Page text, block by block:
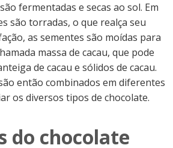
fermentadas e secas ao sol. Em
são torradas, o que realça seu
as sementes são moídas para
massa de cacau, que pode
de cacau e sólidos de cacau.
então combinados em diferentes
os diversos tipos de chocolate.
do chocolate